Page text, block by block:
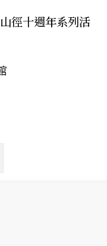
徑十週年系列活